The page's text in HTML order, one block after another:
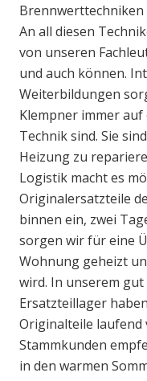
An all diesen
von unseren
und auch können.
Weiterbildungen
Klempner immer
Technik sind. Sie
Heizung zu
Logistik macht es
Originalersatzteile
binnen ein, zwei
sorgen wir für eine
Wohnung geheizt
wird. In unserem
Ersatzteillager
Originalteile laufend
Stammkunden
in den warmen